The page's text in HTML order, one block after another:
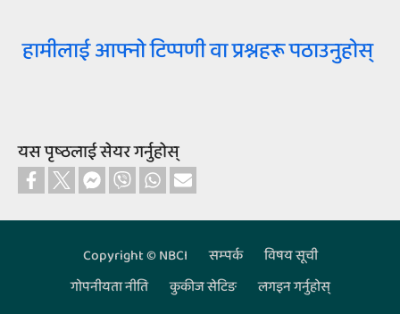
हामीलाई आफ्नो टिप्पणी वा प्रश्नहरू पठाउनुहोस्
यस पृष्‍ठलाई सेयर गर्नुहोस्‌
Footer
Copyright © NBCI सम्‍पर्क
विषय सूची
गोपनीयता नीति
कुकीज सेटिङ लगइन गर्नुहोस्‌